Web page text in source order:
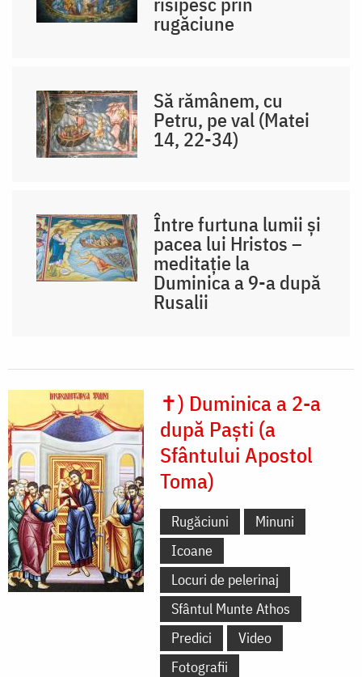
rugăciune
Să rămânem, cu
Petru, pe val (Matei
14, 22-34)
Între furtuna lumii și
pacea lui Hristos –
meditație la
Duminica a 9-a după
Rusalii
✝) Duminica a 2-a
după Paști (a
Sfântului Apostol
Toma)
Rugăciuni
Minuni
Icoane
Locuri de pelerinaj
Sfântul Munte Athos
Predici
Video
Fotografii